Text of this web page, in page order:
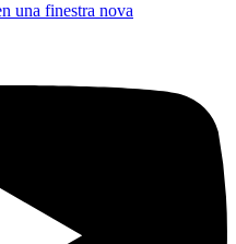
una finestra nova